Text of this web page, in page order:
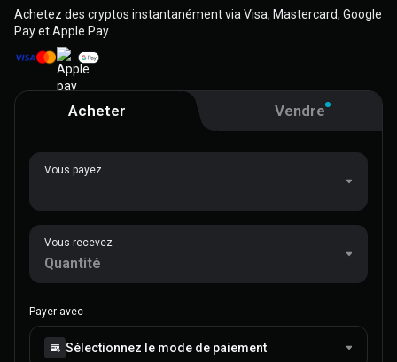
Achetez des cryptos instantanément via Visa, Mastercard, Google
Pay et Apple Pay.
Acheter Vendre
Vous payez
Vous recevez
Payer avec
Sélectionnez le mode de paiement